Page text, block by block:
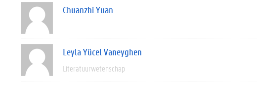
Chuanzhi Yuan
Leyla Yücel Vaneyghen
Literatuurwetenschap